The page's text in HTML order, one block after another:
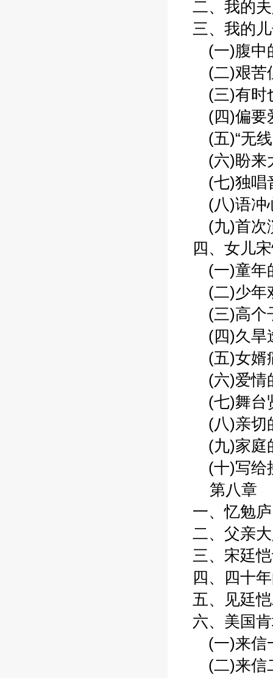
二、我的夫
三、我的儿
(一)腹中
(二)艰苦
(三)有时
(四)偏要
(五)“无线
(六)盼来
(七)独唱
(八)语冲
(九)首次
四、女儿宋
(一)童年
(二)少年
(三)高个
(四)久旱
(五)女婿
(六)爱情
(七)舞台
(八)亲切
(九)家庭
(十)写给
第八章
一、忆勉庐
二、父亲大
三、宋廷恺
四、四十
五、见廷恺
六、美国肯
(一)来信一
(二)来信二